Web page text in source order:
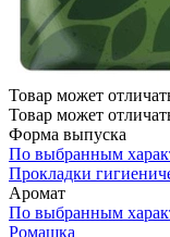
Товар может
Товар может
Форма выпуска
По выбранным
Прокладки
Аромат
По выбранным
Ромашка